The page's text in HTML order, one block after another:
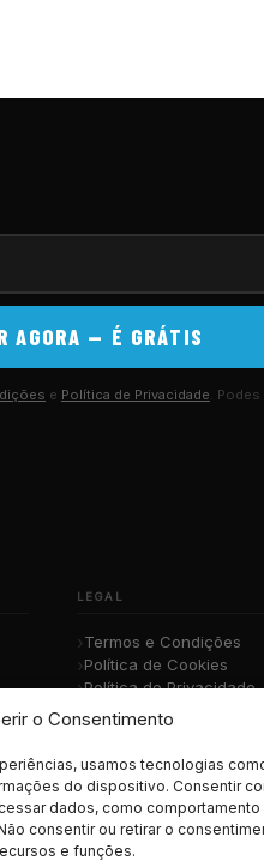
o Consentimento
usamos tecnologias
do dispositivo. Consentir
dados, como comportamento
consentir ou retirar o
e funções.
AGORA — É GRÁTIS
e Política de Privacidade .
LEGAL
Termos e Condições
Política de Cookies
Política de Privacidade
RGPD